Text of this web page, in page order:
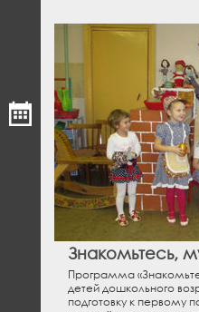
Знакомьтесь,
Программа
детей дошкольного
подготовку к первому